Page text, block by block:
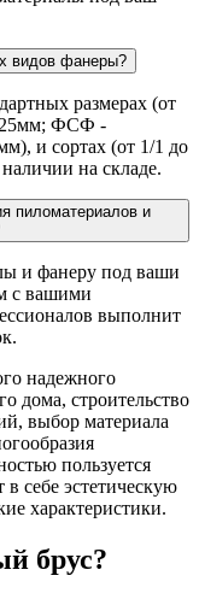
видов фанеры?
размерах (от
ФСФ -
и сортах (от 1/1 до
на складе.
пиломатериалов и
и фанеру под ваши
с вашими
выполнит
надежного
дома, строительство
выбор материала
пользуется
в себе эстетическую
характеристики.
брус?